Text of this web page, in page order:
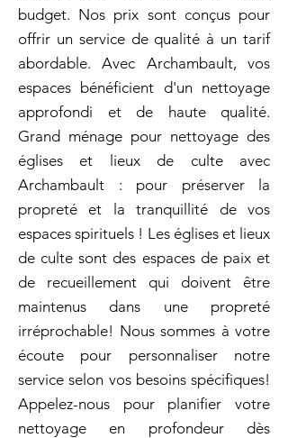
budget. Nos prix sont conçus pour
offrir un service de qualité à un tarif
abordable. Avec Archambault, vos
espaces bénéficient d'un nettoyage
approfondi et de haute qualité.
Grand ménage pour nettoyage des
églises et lieux de culte avec
Archambault : pour préserver la
propreté et la tranquillité de vos
espaces spirituels ! Les églises et lieux
de culte sont des espaces de paix et
de recueillement qui doivent être
maintenus dans une propreté
irréprochable! Nous sommes à votre
écoute pour personnaliser notre
service selon vos besoins spécifiques!
Appelez-nous pour planifier votre
nettoyage en profondeur dès